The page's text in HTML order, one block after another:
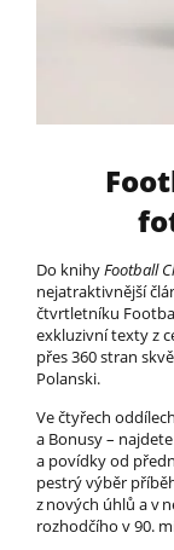
Do knihyFootball
nejatraktivnější
čtvrtletníku
exkluzivní texty z
přes 360 stran
Polanski.
Ve čtyřech
a Bonusy –
a povídky od
pestrý výběr
z nových úhlů a v
rozhodčího v 90.